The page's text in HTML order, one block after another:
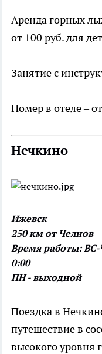
Аренда горных
от 100 руб. для
Занятие с
Номер в отеле –
Нечкино
Ижевск
250 км от Челнов
Время работы: ВС-
0:00
ПН - выходной
Поездка в
путешествие в
высокого уровня